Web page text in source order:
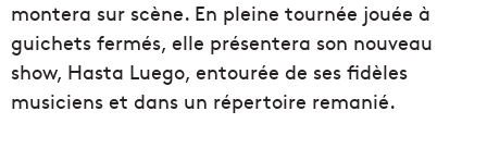
montera sur scène. En pleine tournée jouée à
guichets fermés, elle présentera son nouveau
show, Hasta Luego, entourée de ses fidèles
musiciens et dans un répertoire remanié.